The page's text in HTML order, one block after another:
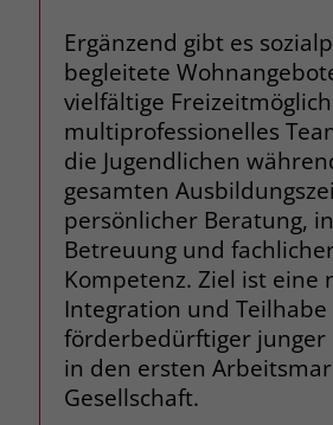
Ergänzend gibt es
begleitete
vielfältige
multiprofessionelles
die Jugendlichen
gesamten
persönlicher Beratung,
Betreuung und
Kompetenz. Ziel ist eine
Integration und Teilhabe
förderbedürftiger junger
in den ersten
Gesellschaft.
Anbieter Facebook
Laufzeit 3 Monate
Zweck
Der Zweck von _fbp
die Werbe- und
von Facebook
Cookie ist ein
Facebook platziert
Verbraucher auf
Cookie verfolgt die
Nutzers auf
und meldet dieses
Facebook. Facebook